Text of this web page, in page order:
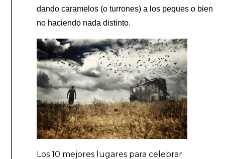
dando caramelos (o turrones) a los peques o bien
no haciendo nada distinto.
Los 10 mejores lugares para celebrar